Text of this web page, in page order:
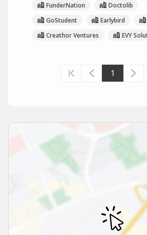
FunderNation
Doctolib
GoStudent
Earlybird
Creathor Ventures
EVY
1